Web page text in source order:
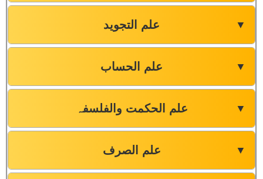
علم التجوید ▼
علم الحساب ▼
علم الحکمت والفلسفہ ▼
علم الصرف ▼